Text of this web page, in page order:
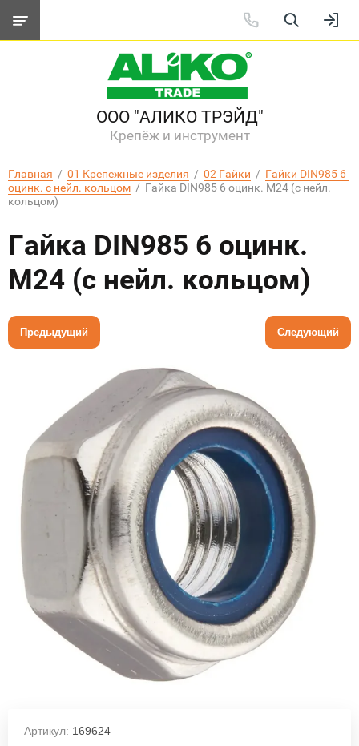
ООО "АЛИКО ТРЭЙД"
Крепёж и инструмент
Главная
  /
01 Крепежные изделия
  /
02 Гайки
  /
Гайки DIN985 6
оцинк. с нейл. кольцом
  /  Гайка DIN985 6 оцинк. М24 (с нейл.
кольцом)
Гайка DIN985 6 оцинк.
М24 (с нейл. кольцом)
Предыдущий Следующий
Артикул: 169624